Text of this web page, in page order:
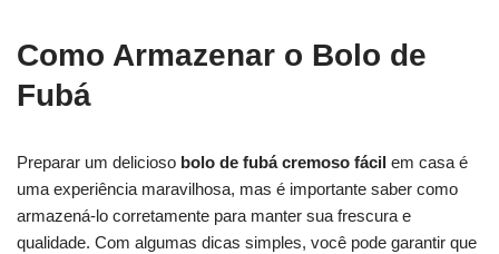
Como Armazenar o Bolo de
Fubá
Preparar um delicioso bolo de fubá cremoso fácil em casa é
uma experiência maravilhosa, mas é importante saber como
armazená-lo corretamente para manter sua frescura e
qualidade. Com algumas dicas simples, você pode garantir que